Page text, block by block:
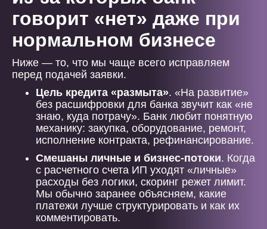
говорит «нет» даже при
нормальном бизнесе
Ниже — то, что мы чаще всего исправляем
перед подачей заявки.
Цель кредита «размыта». «На развитие»
без расшифровки для банка звучит как «не
знаю, куда потрачу». Банк любит понятную
механику: закупка, оборудование, ремонт,
исполнение контракта, рефинансирование.
Смешаны личные и бизнес-потоки. Когда
с расчетного счета ИП уходят «личные»
расходы без логики, скоринг режет лимит.
Мы обычно заранее объясняем, какие
платежи лучше структурировать и как их
комментировать.